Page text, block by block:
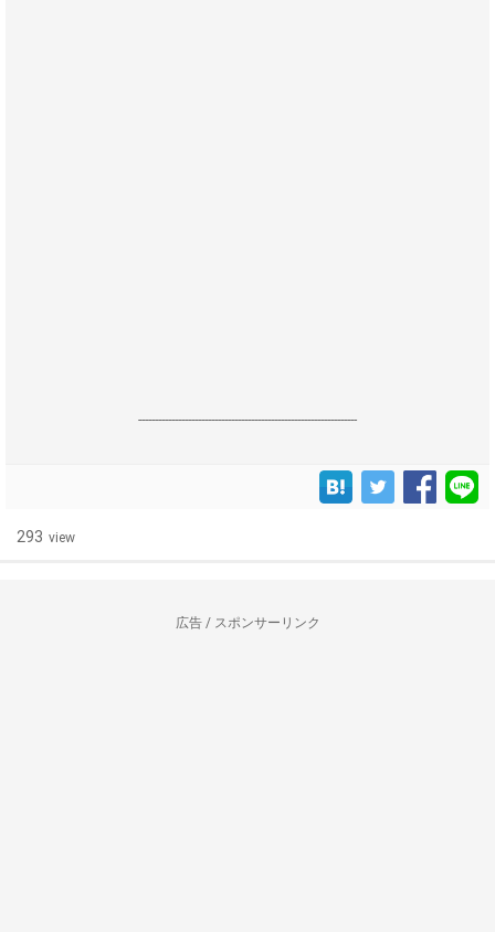
------------------------------------------------------------------
293 view
広告 / スポンサーリンク